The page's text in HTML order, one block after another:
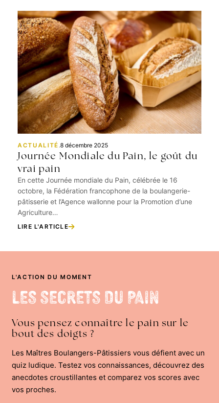
ACTUALITÉ .8 décembre 2025
Journée Mondiale du Pain, le goût du
vrai pain
En cette Journée mondiale du Pain, célébrée le 16
octobre, la Fédération francophone de la boulangerie-
pâtisserie et l’Agence wallonne pour la Promotion d’une
Agriculture…
LIRE L'ARTICLE
L'ACTION DU MOMENT
Les Secrets du Pain
Vous pensez connaître le pain sur le
bout des doigts ?
Les Maîtres Boulangers-Pâtissiers vous défient avec un
quiz ludique. Testez vos connaissances, découvrez des
anecdotes croustillantes et comparez vos scores avec
vos proches.